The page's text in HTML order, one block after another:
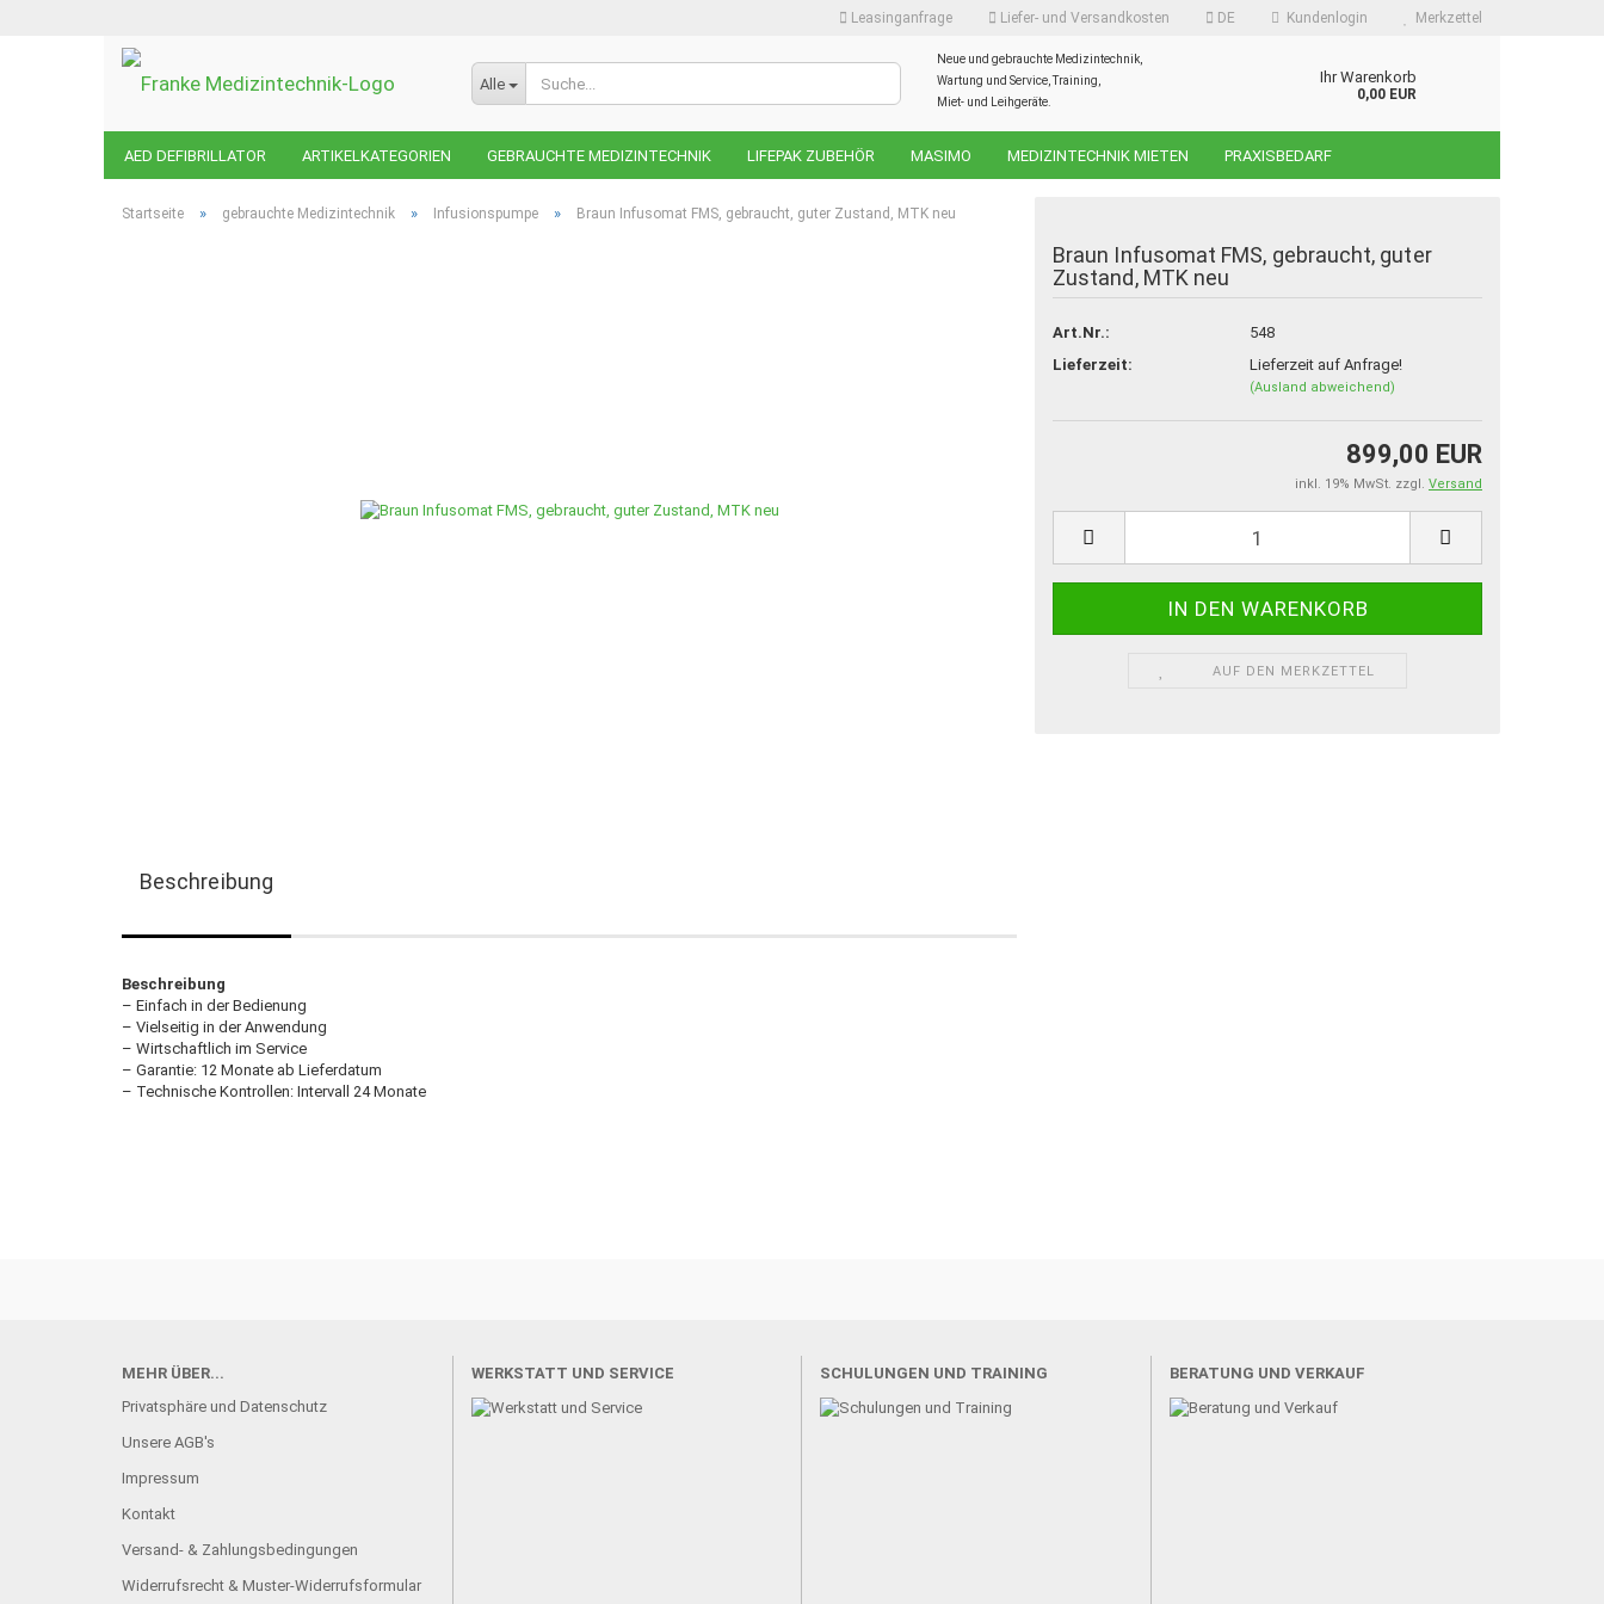
Leasinganfrage Liefer- und Versandkosten DE
Sprache auswählen
Währung auswählen
Kundenlogin Merkzettel
Alle
Neue und gebrauchte Medizintechnik,
Wartung und Service, Training,
Miet- und Leihgeräte.
Ihr Warenkorb
0,00 EUR
AED DEFIBRILLATOR ARTIKELKATEGORIEN GEBRAUCHTE MEDIZINTECHNIK LIFEPAK ZUBEHÖR MASIMO MEDIZINTECHNIK MIETEN PRAXISBEDARF
STK/ MTK /REP WARTUNG/ BGVA3 WEINMANN EMERGENCY
Startseite » gebrauchte Medizintechnik » Infusionspumpe » Braun Infusomat FMS, gebraucht, guter Zustand, MTK neu
Braun Infusomat FMS, gebraucht, guter
Zustand, MTK neu
Art.Nr.:
548
Lieferzeit:
Lieferzeit auf Anfrage!
(Ausland abweichend)
899,00 EUR
inkl. 19% MwSt. zzgl. Versand
AUF DEN MERKZETTEL
Beschreibung
Beschreibung
– Einfach in der Bedienung
– Vielseitig in der Anwendung
– Wirtschaftlich im Service
– Garantie: 12 Monate ab Lieferdatum
– Technische Kontrollen: Intervall 24 Monate
MEHR ÜBER...
Privatsphäre und Datenschutz
Unsere AGB's
Impressum
Kontakt
Versand- & Zahlungsbedingungen
Widerrufsrecht & Muster-Widerrufsformular
WERKSTATT UND SERVICE SCHULUNGEN UND TRAINING BERATUNG UND VERKAUF